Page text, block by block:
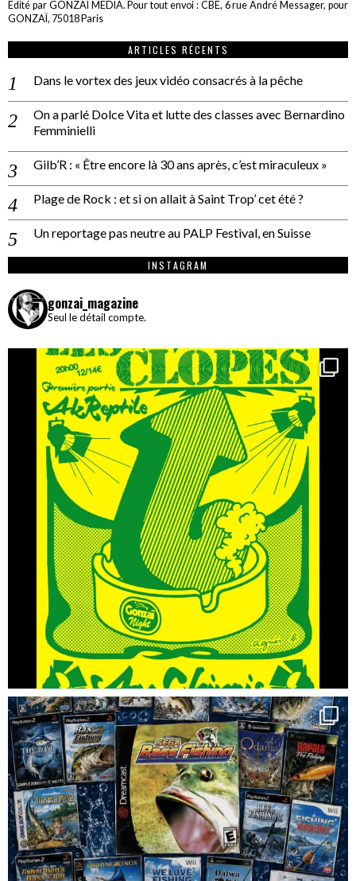
Edité par GONZAÏ MEDIA. Pour tout envoi : CBE, 6 rue André Messager, pour
GONZAÏ, 75018 Paris
ARTICLES RÉCENTS
Dans le vortex des jeux vidéo consacrés à la pêche
On a parlé Dolce Vita et lutte des classes avec Bernardino
Femminielli
Gilb’R : « Être encore là 30 ans après, c’est miraculeux »
Plage de Rock : et si on allait à Saint Trop’ cet été ?
Un reportage pas neutre au PALP Festival, en Suisse
INSTAGRAM
gonzai_magazine
Seul le détail compte.